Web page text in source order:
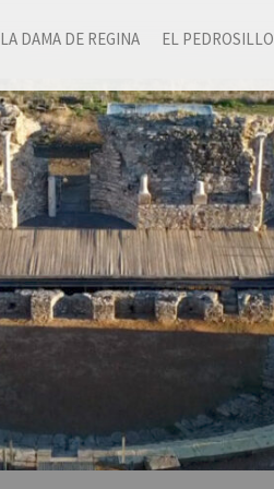
LA DAMA DE REGINA EL PEDROSILLO